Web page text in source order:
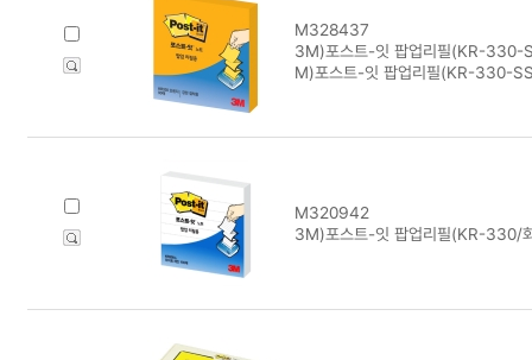
M328437
3M)포스트-잇 팝업리필(KR-
M)포스트-잇 팝업리필(KR-330-
M320942
3M)포스트-잇 팝업리필(KR-330/